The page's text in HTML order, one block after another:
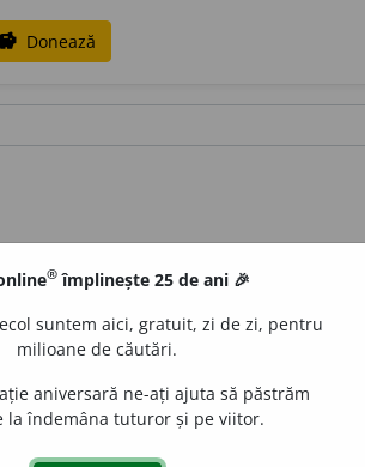
Donează
® împlinește 25 de ani 🎉
suntem aici, gratuit, zi de zi, pentru
milioane de căutări.
aniversară ne-ați ajuta să păstrăm
la îndemâna tuturor și pe viitor.